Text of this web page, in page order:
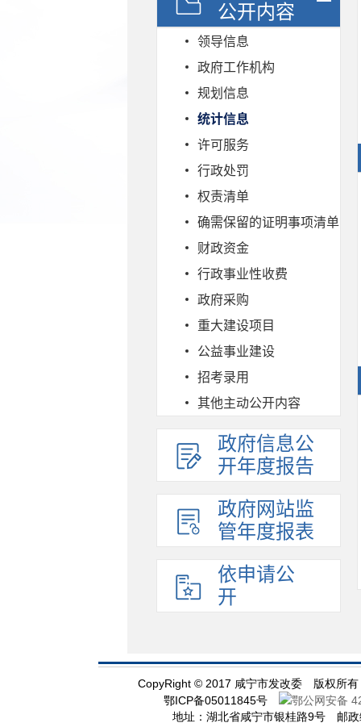
公开内容
领导信息
政府工作机构
规划信息
统计信息
许可服务
行政处罚
权责清单
确需保留的证明事项清单
财政资金
行政事业性收费
政府采购
重大建设项目
公益事业建设
招考录用
其他主动公开内容
政府信息公
开年度报告
政府网站监
管年度报表
依申请公
开